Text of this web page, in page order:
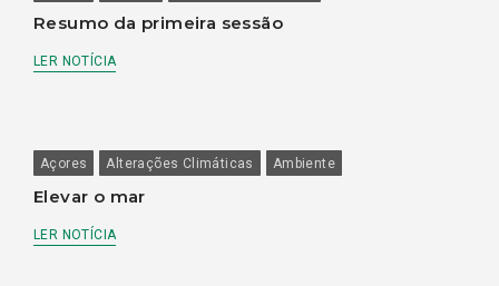
Resumo da primeira sessão
LER NOTÍCIA
Açores Alterações Climáticas Ambiente
Elevar o mar
LER NOTÍCIA